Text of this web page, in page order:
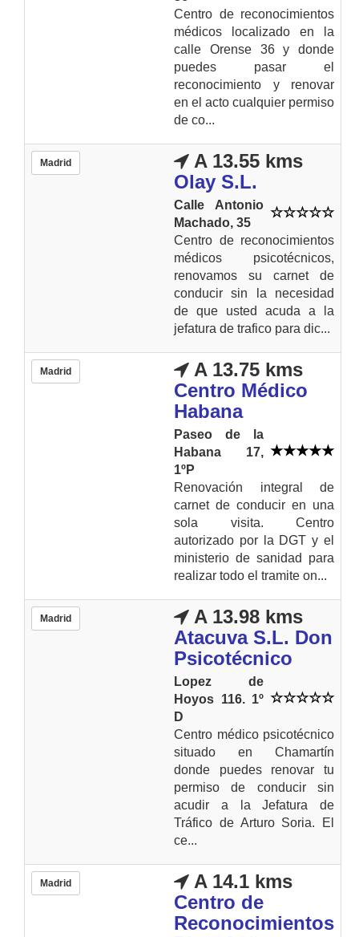
Centro de reconocimientos
médicos localizado en la
calle Orense 36 y donde
puedes pasar el
reconocimiento y renovar
en el acto cualquier permiso
de co...
Madrid
A 13.55 kms
Olay S.L.
Calle Antonio
Machado, 35
Centro de reconocimientos
médicos psicotécnicos,
renovamos su carnet de
conducir sin la necesidad
de que usted acuda a la
jefatura de trafico para dic...
Madrid
A 13.75 kms
Centro Médico
Habana
Paseo de la
Habana 17,
1ºP
Renovación integral de
carnet de conducir en una
sola visita. Centro
autorizado por la DGT y el
ministerio de sanidad para
realizar todo el tramite on...
Madrid
A 13.98 kms
Atacuva S.L. Don
Psicotécnico
Lopez de
Hoyos 116. 1º
D
Centro médico psicotécnico
situado en Chamartín
donde puedes renovar tu
permiso de conducir sin
acudir a la Jefatura de
Tráfico de Arturo Soria. El
ce...
Madrid
A 14.1 kms
Centro de
Reconocimientos